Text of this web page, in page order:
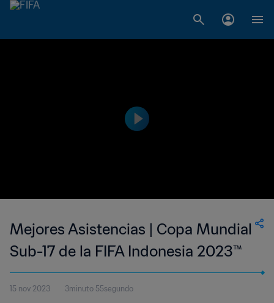
Mejores Asistencias | Copa Mundial
Sub-17 de la FIFA Indonesia 2023™
15 nov 2023 3minuto 55segundo